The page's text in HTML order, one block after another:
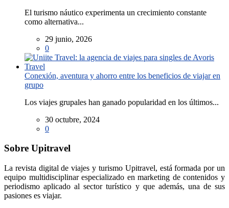
El turismo náutico experimenta un crecimiento constante
como alternativa...
29 junio, 2026
0
Conexión, aventura y ahorro entre los beneficios de viajar en
grupo
Los viajes grupales han ganado popularidad en los últimos...
30 octubre, 2024
0
Sobre Upitravel
La revista digital de viajes y turismo Upitravel, está formada por un
equipo multidisciplinar especializado en marketing de contenidos y
periodismo aplicado al sector turístico y que además, una de sus
pasiones es viajar.